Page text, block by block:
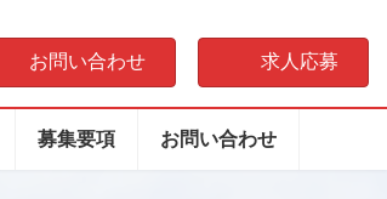
お問い合わせ 求人応募
募集要項 お問い合わせ